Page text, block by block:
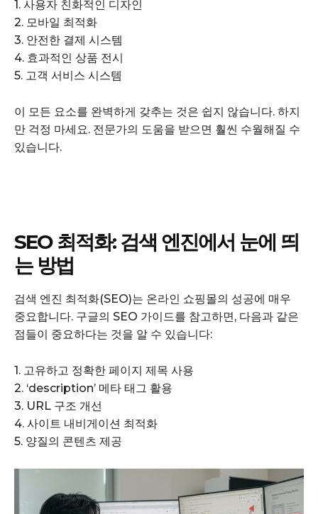
1. 사용자 친화적인 디자인
2. 모바일 최적화
3. 안전한 결제 시스템
4. 효과적인 상품 전시
5. 고객 서비스 시스템
이 모든 요소를 완벽하게 갖추는 것은 쉽지 않습니다. 하지
만 걱정 마세요. 전문가의 도움을 받으면 훨씬 수월해질 수
있습니다.
SEO 최적화: 검색 엔진에서 눈에 띄
는 방법
검색 엔진 최적화(SEO)는 온라인 쇼핑몰의 성공에 매우
중요합니다. 구글의 SEO 가이드를 참고하면, 다음과 같은
점들이 중요하다는 것을 알 수 있습니다:
1. 고유하고 정확한 페이지 제목 사용
2. ‘description’ 메타 태그 활용
3. URL 구조 개선
4. 사이트 내비게이션 최적화
5. 양질의 콘텐츠 제공